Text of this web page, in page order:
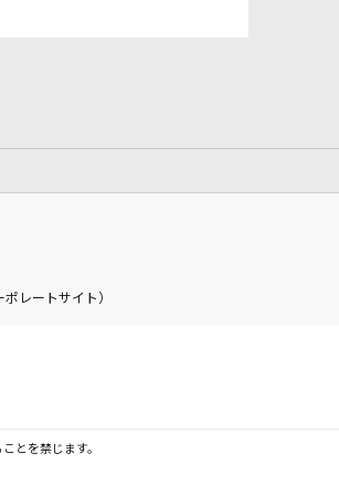
レートサイト）
とを禁じます。